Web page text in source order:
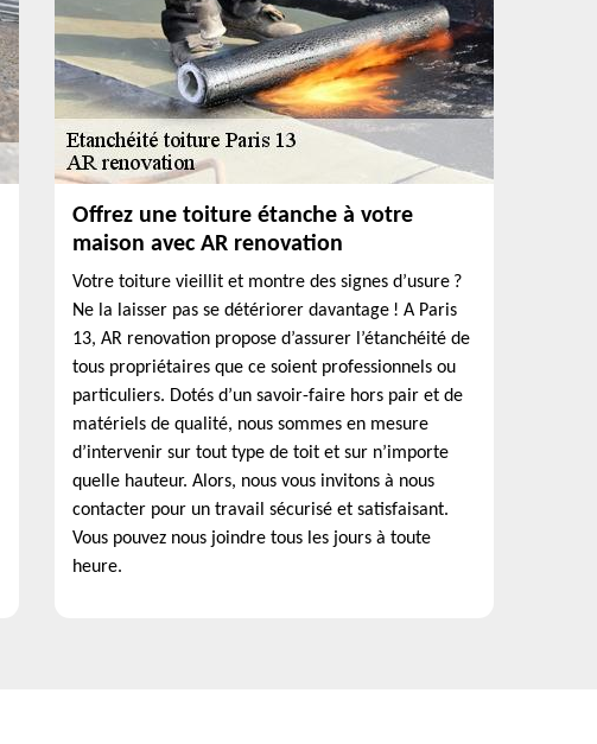
Offrez une toiture étanche à votre
maison avec AR renovation
Votre toiture vieillit et montre des signes d’usure ?
Ne la laisser pas se détériorer davantage ! A Paris
13, AR renovation propose d’assurer l’étanchéité de
tous propriétaires que ce soient professionnels ou
particuliers. Dotés d’un savoir-faire hors pair et de
matériels de qualité, nous sommes en mesure
d’intervenir sur tout type de toit et sur n’importe
quelle hauteur. Alors, nous vous invitons à nous
contacter pour un travail sécurisé et satisfaisant.
Vous pouvez nous joindre tous les jours à toute
heure.